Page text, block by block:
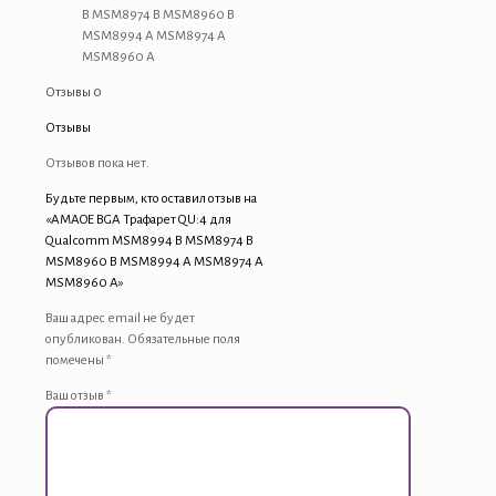
MSM8960
A
MSM8960
B MSM8974 B MSM8960 B
MSM8994 A MSM8974 A
MSM8960 A
Отзывы 0
Отзывы
Отзывов пока нет.
Будьте первым, кто оставил отзыв на
«AMAOE BGA Трафарет QU:4 для
Qualcomm MSM8994 B MSM8974 B
MSM8960 B MSM8994 A MSM8974 A
MSM8960 A»
Ваш адрес email не будет
опубликован. Обязательные поля
помечены *
Ваш отзыв *